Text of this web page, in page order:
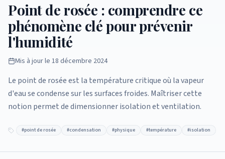
Point de rosée : comprendre ce
phénomène clé pour prévenir
l'humidité
Mis à jour le 18 décembre 2024
Le point de rosée est la température critique où la vapeur
d'eau se condense sur les surfaces froides. Maîtriser cette
notion permet de dimensionner isolation et ventilation.
#point de rosée #condensation #physique #température #isolation